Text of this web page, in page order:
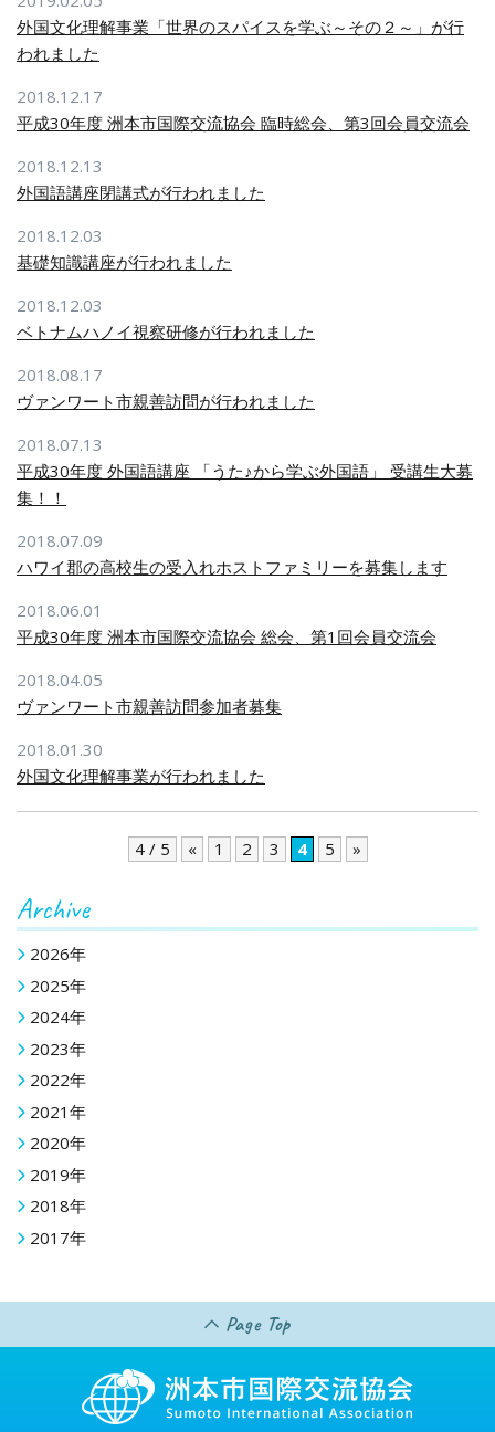
外国文化理解事業「世界のスパイスを学ぶ～その２～」が行
われました
2018.12.17
平成30年度 洲本市国際交流協会 臨時総会、第3回会員交流会
2018.12.13
外国語講座閉講式が行われました
2018.12.03
基礎知識講座が行われました
2018.12.03
ベトナムハノイ視察研修が行われました
2018.08.17
ヴァンワート市親善訪問が行われました
2018.07.13
平成30年度 外国語講座 「うた♪から学ぶ外国語」 受講生大募
集！！
2018.07.09
ハワイ郡の高校生の受入れホストファミリーを募集します
2018.06.01
平成30年度 洲本市国際交流協会 総会、第1回会員交流会
2018.04.05
ヴァンワート市親善訪問参加者募集
2018.01.30
外国文化理解事業が行われました
4 / 5 « 1 2 3 4 5 »
Archive
2026年
2025年
2024年
2023年
2022年
2021年
2020年
2019年
2018年
2017年
Page Top